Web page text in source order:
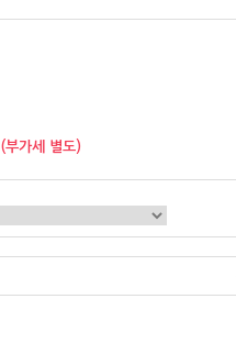
(부가세 별도)